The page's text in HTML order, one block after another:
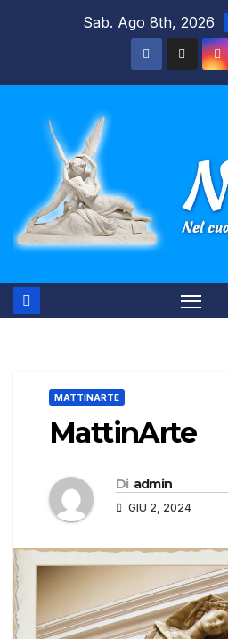
Sab. Ago 8th, 2026
MATTINARTE
MattinArte
Di admin
GIU 2, 2024